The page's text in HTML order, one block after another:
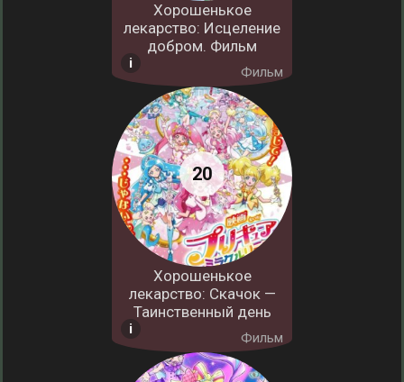
Хорошенькое
лекарство: Исцеление
добром. Фильм
Фильм
Хорошенькое
лекарство: Скачок —
Таинственный день
Фильм